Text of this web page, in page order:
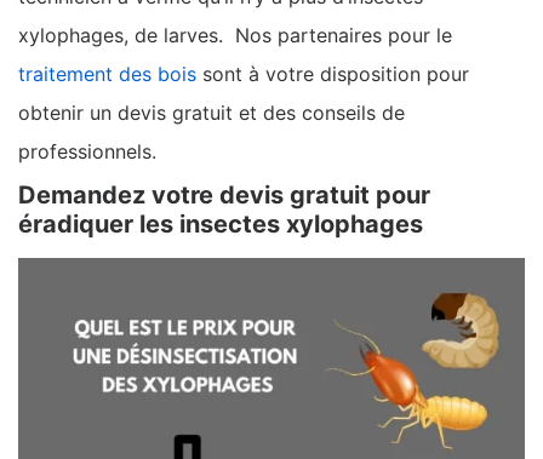
xylophages, de larves. Nos partenaires pour le
traitement des bois sont à votre disposition pour
obtenir un devis gratuit et des conseils de
professionnels.
Demandez votre devis gratuit pour
éradiquer les insectes xylophages